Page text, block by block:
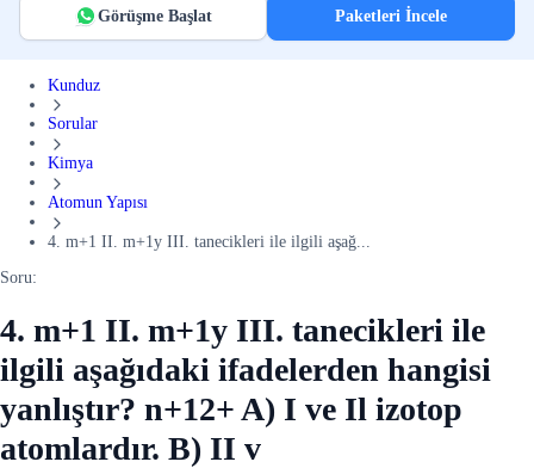
Görüşme Başlat Paketleri İncele
Kunduz
Sorular
Kimya
Atomun Yapısı
4. m+1 II. m+1y III. tanecikleri ile ilgili aşağ...
Soru:
4. m+1 II. m+1y III. tanecikleri ile
ilgili aşağıdaki ifadelerden hangisi
yanlıştır? n+12+ A) I ve Il izotop
atomlardır. B) II v